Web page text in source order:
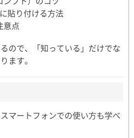
貼り付ける方法
意点
ので、「知っている」だけでな
ます。
マートフォンでの使い方も学べ